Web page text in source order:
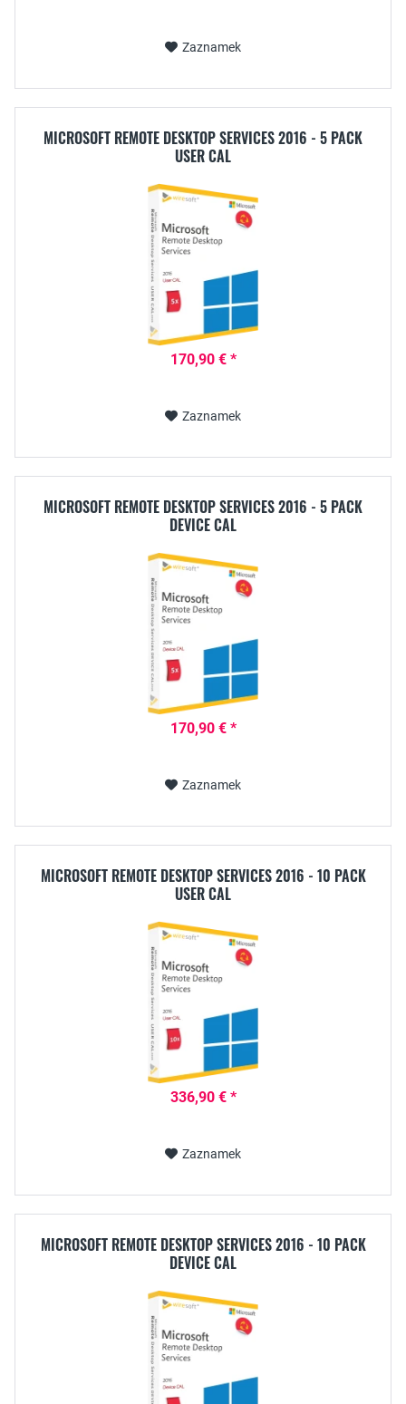
Zaznamek
MICROSOFT REMOTE DESKTOP SERVICES 2016 - 5 PACK
USER CAL
170,90 € *
Zaznamek
MICROSOFT REMOTE DESKTOP SERVICES 2016 - 5 PACK
DEVICE CAL
170,90 € *
Zaznamek
MICROSOFT REMOTE DESKTOP SERVICES 2016 - 10 PACK
USER CAL
336,90 € *
Zaznamek
MICROSOFT REMOTE DESKTOP SERVICES 2016 - 10 PACK
DEVICE CAL